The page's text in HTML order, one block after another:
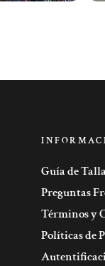
Guía de
Preguntas
Términos y
Políticas de